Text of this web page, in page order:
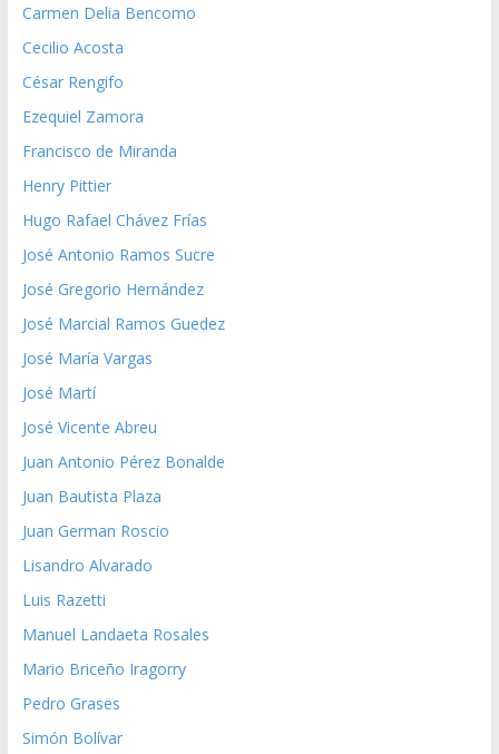
Carmen Delia Bencomo
Cecilio Acosta
César Rengifo
Ezequiel Zamora
Francisco de Miranda
Henry Pittier
Hugo Rafael Chávez Frías
José Antonio Ramos Sucre
José Gregorio Hernández
José Marcial Ramos Guedez
José María Vargas
José Martí
José Vicente Abreu
Juan Antonio Pérez Bonalde
Juan Bautista Plaza
Juan German Roscio
Lisandro Alvarado
Luis Razetti
Manuel Landaeta Rosales
Mario Briceño Iragorry
Pedro Grases
Simón Bolívar